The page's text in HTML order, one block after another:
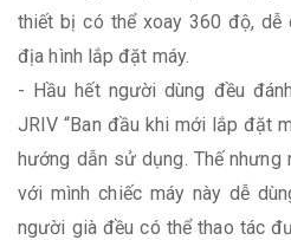
thiết bị có thể xoay 360 độ, dễ
địa hình lắp đặt máy.
- Hầu hết người dùng đều
JRIV “Ban đầu khi mới lắp đặt
hướng dẫn sử dụng. Thế
với mình chiếc máy này dễ
người già đều có thể thao tác